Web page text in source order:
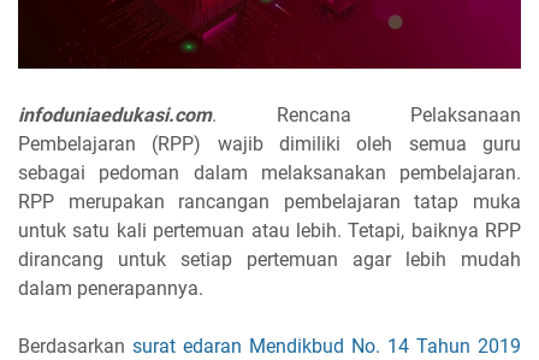
infoduniaedukasi.com. Rencana Pelaksanaan
Pembelajaran (RPP) wajib dimiliki oleh semua guru
sebagai pedoman dalam melaksanakan pembelajaran.
RPP merupakan rancangan pembelajaran tatap muka
untuk satu kali pertemuan atau lebih. Tetapi, baiknya RPP
dirancang untuk setiap pertemuan agar lebih mudah
dalam penerapannya.
Berdasarkan surat edaran Mendikbud No. 14 Tahun 2019